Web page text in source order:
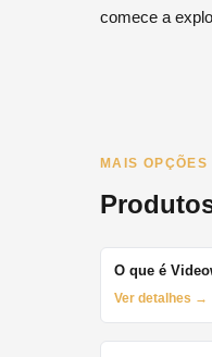
comece a
MAIS OPÇÕES
O que é
Ver detalhes →